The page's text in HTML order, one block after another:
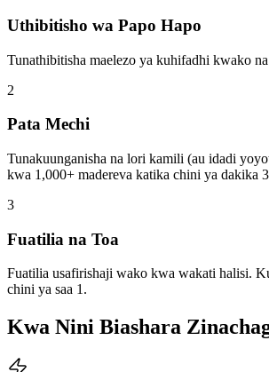
Uthibitisho wa Papo Hapo
Tunathibitisha maelezo ya kuhifadhi kwako
2
Pata Mechi
Tunakuunganisha na lori kamili (au idadi
kwa 1,000+ madereva katika chini ya dakika
3
Fuatilia na Toa
Fuatilia usafirishaji wako kwa wakati halisi.
chini ya saa 1.
Kwa Nini Biashara